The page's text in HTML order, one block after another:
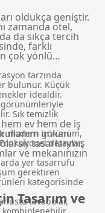
oldukça geniştir.
zamanda otel,
da sıkça tercih
farklı
çok yönlü
tarzında
bulunur. Küçük
idealdir.
görünümleriyle
Sık temizlik
modern görünüm,
detaylar,
yer tasarrufu
gerektiren
kategorisinde
lavabolar,
kombinlenebilir.
ev hem de iş
imkanı
tasarlanmış
ve mekanınızın
Tasarım ve